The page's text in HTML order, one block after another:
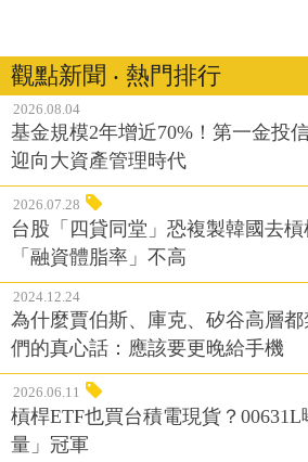
觀點新聞 ‧ 熱門排行
2026.08.04
基金規模2年增近70%！第一金投
迎向大資產管理時代
2026.07.28
台股「四貸同堂」恐複製韓國去
「融資體脂率」不高
2024.12.24
為什麼賈伯斯、庫克、矽谷高層
們的真心話：應該要更晚給手機
2026.06.11
槓桿ETF也買台積電現貨？
量」冠軍